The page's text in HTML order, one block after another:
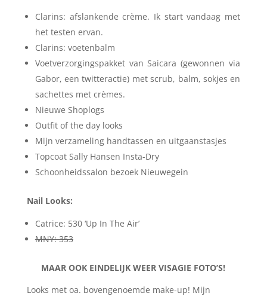
Clarins: afslankende crème. Ik start vandaag met
het testen ervan.
Clarins: voetenbalm
Voetverzorgingspakket van Saicara (gewonnen via
Gabor, een twitteractie) met scrub, balm, sokjes en
sachettes met crèmes.
Nieuwe Shoplogs
Outfit of the day looks
Mijn verzameling handtassen en uitgaanstasjes
Topcoat Sally Hansen Insta-Dry
Schoonheidssalon bezoek Nieuwegein
Nail Looks:
Catrice: 530 ‘Up In The Air’
MNY: 353
MAAR OOK EINDELIJK WEER VISAGIE FOTO’S!
Looks met oa. bovengenoemde make-up! Mijn